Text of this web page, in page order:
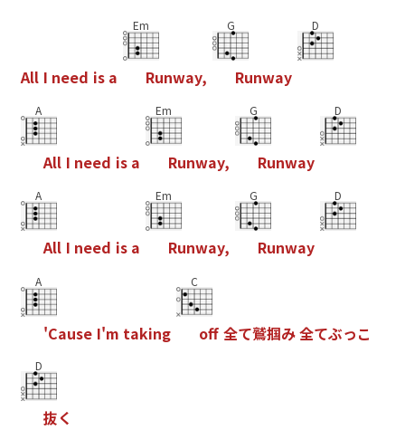
All I need is a
Em
Runway,
G
Runway
D
A
All I need is a
Em
Runway,
G
Runway
D
A
All I need is a
Em
Runway,
G
Runway
D
A
'Cause I'm taking
C
of 全て鷲掴み全てぶっこ
D
抜く